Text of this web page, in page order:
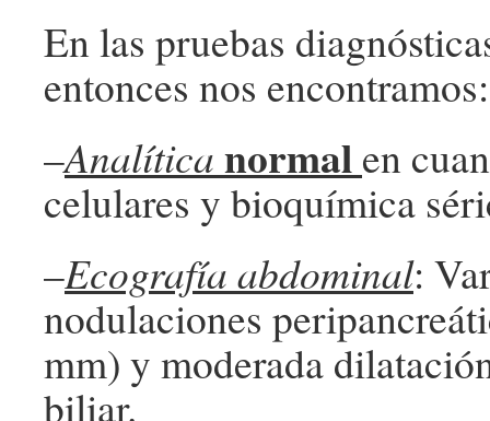
En las pruebas
entonces nos encontramos:
–Analítica normalen
celulares y bioquímica
–Ecografía abdominal:
nodulaciones
mm) y moderada
biliar.